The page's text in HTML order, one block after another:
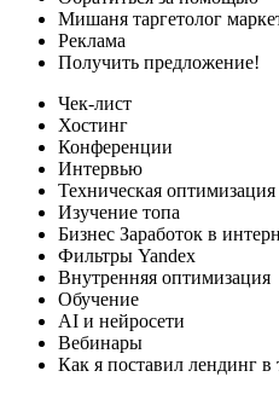
Мишаня таргетолог
Реклама
Получить предложение!
Чек-лист
Хостинг
Конференции
Интервью
Техническая оптимизация
Изучение топа
Бизнес Заработок в
Фильтры Yandex
Внутренняя оптимизация
Обучение
AI и нейросети
Вебинары
Как я поставил лендинг в